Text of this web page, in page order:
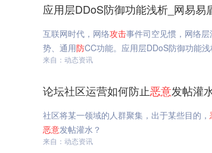
应用层DDoS防御功能浅析_网易易
互联网时代，网络攻击事件司空见惯，网络
势、通用防CC功能。应用层DDoS防御功能
来自：动态资讯
论坛社区运营如何防止恶意发帖灌
社区将某一领域的人群聚集，出于某些目的，
恶意发帖灌水？
来自：动态资讯